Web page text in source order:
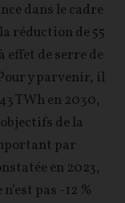
dans le cadre
réduction de 55
effet de serre de
y parvenir, il
TWh en 2030,
de la
par
en 2023,
pas -12 %